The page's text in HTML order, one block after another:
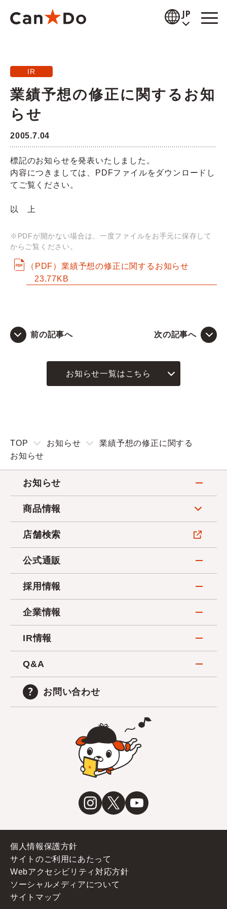
JP
お知らせ
商品情報
公式通販
採用情報
Q&A
お問い合わせ
IR
業績予想の修正に関するお知
らせ
2005.7.04
標記のお知らせを発表いたしました。
内容につきましては、PDFファイルをダウンロードし
てご覧ください。
以 上
※PDFが開かない場合は、一度ファイルをお手元に保存して
からご覧ください。
（PDF）業績予想の修正に関するお知らせ
23.77KB
前の記事へ 次の記事へ
お知らせ一覧はこちら
TOP お知らせ
業績予想の修正に関する
お知らせ
お知らせ
商品情報
店舗検索
公式通販
採用情報
企業情報
IR情報
Q&A
お問い合わせ
個人情報保護方針
サイトのご利用にあたって
Webアクセシビリティ対応方針
ソーシャルメディアについて
サイトマップ